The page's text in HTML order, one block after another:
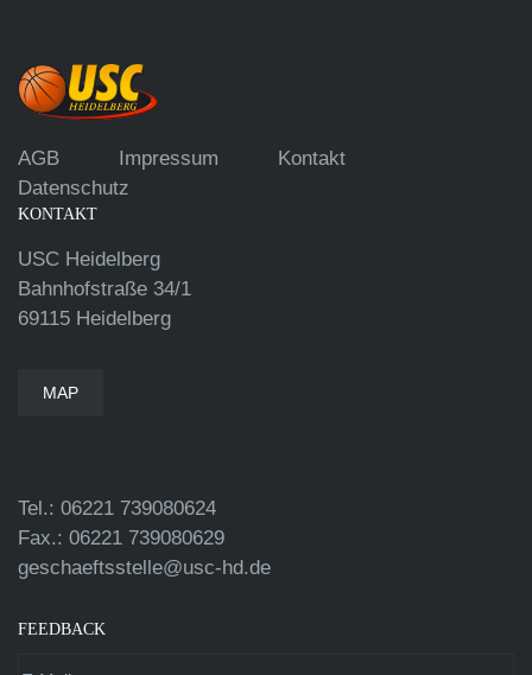
AGB Impressum
Kontakt
Datenschutz
KONTAKT
USC Heidelberg
Bahnhofstraße 34/1
69115 Heidelberg
MAP
Tel.: 06221 739080624
Fax.: 06221 739080629
geschaeftsstelle@usc-hd.de
FEEDBACK